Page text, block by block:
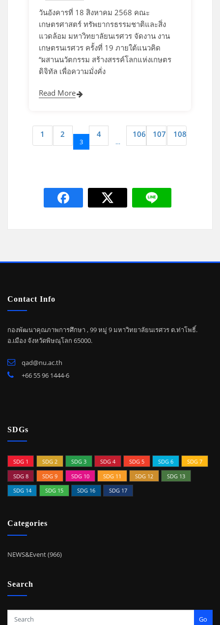
วันอังคารที่ 18 สิงหาคม 2568 คณะ
เกษตรศาสตร์ ทรัพยากรธรรมชาติและสิ่ง
แวดล้อม มหาวิทยาลัยนเรศวร จัดงาน งาน
เกษตรนเรศวร ครั้งที่ 19 ภายใต้แนวคิด
“ผสานนวัตกรรม สร้างสรรค์โลกแห่งเกษตร
ดิจิทัล เพื่อความมั่งคั่ง
Read More
1 2
3
4
…
106 107 108
Contact Info
กองพัฒนาคุณภาพการศึกษา , 99 หมู่ 9 มหาวิทยาลัยนเรศวร ต.ท่าโพธิ์.
อ.เมือง จังหวัดพิษณุโลก 65000.
qad@nu.ac.th
+66 55 96 1444-6
SDGs
SDG 1 SDG 2 SDG 3 SDG 4 SDG 5 SDG 6
SDG 7
SDG 8
SDG 9 SDG 10 SDG 11 SDG 12
SDG 13
SDG 14
SDG 15 SDG 16 SDG 17
Categories
NEWS&Event (966)
Search
Go